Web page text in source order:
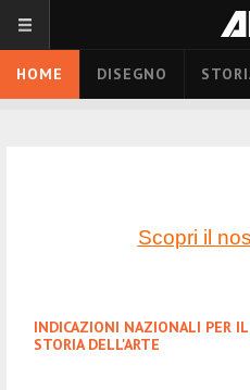
HOME DISEGNO
Scopri il
INDICAZIONI NAZIONALI PER
STORIA DELL'ARTE